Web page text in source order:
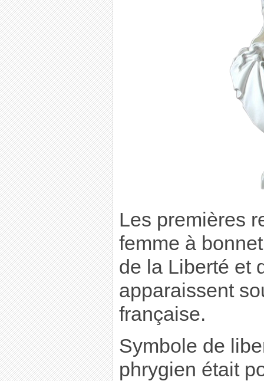
Les premières
femme à
de la Liberté et
apparaissent
française.
Symbole de
phrygien était